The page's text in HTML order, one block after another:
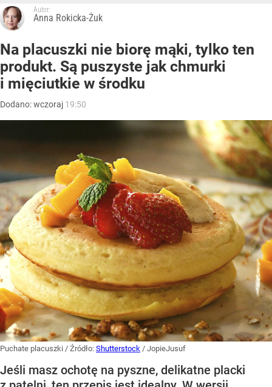
Autor:
Anna Rokicka-Żuk
Na placuszki nie biorę mąki, tylko ten
produkt. Są puszyste jak chmurki
i mięciutkie w środku
Dodano:wczoraj 19:50
Puchate placuszki / Źródło: Shutterstock / JopieJusuf
Jeśli masz ochotę na pyszne, delikatne placki